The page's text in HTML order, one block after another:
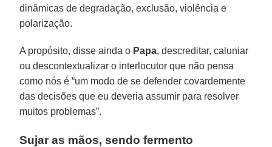
dinâmicas de degradação, exclusão, violência e
polarização.
A propósito, disse ainda o Papa, descreditar, caluniar
ou descontextualizar o interlocutor que não pensa
como nós é “um modo de se defender covardemente
das decisões que eu deveria assumir para resolver
muitos problemas”.
Sujar as mãos, sendo fermento